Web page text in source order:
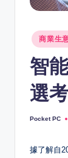
Posted
in
商業生
智
選
Posted
Pocket PC
據了解自